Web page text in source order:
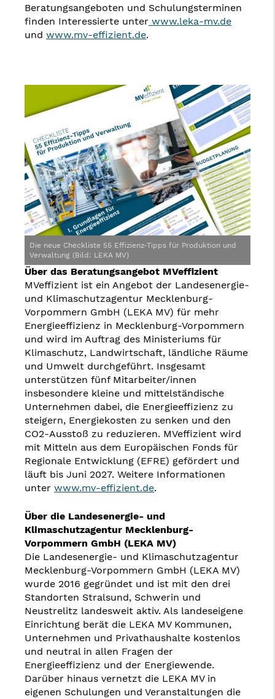
Beratungsangeboten und Schulungsterminen
finden Interessierte unter www.leka-mv.de
und www.mv-effizient.de.
Die neue Checkliste 55 Effizienz-Tipps für Produktion und
Verwaltung (Bild: LEKA MV)
Über das Beratungsangebot MVeffizient
MVeffizient ist ein Angebot der Landesenergie-
und Klimaschutzagentur Mecklenburg-
Vorpommern GmbH (LEKA MV) für mehr
Energieeffizienz in Mecklenburg-Vorpommern
und wird im Auftrag des Ministeriums für
Klimaschutz, Landwirtschaft, ländliche Räume
und Umwelt durchgeführt. Insgesamt
unterstützen fünf Mitarbeiter/innen
insbesondere kleine und mittelständische
Unternehmen dabei, die Energieeffizienz zu
steigern, Energiekosten zu senken und den
CO2-Ausstoß zu reduzieren. MVeffizient wird
mit Mitteln aus dem Europäischen Fonds für
Regionale Entwicklung (EFRE) gefördert und
läuft bis Juni 2027. Weitere Informationen
unter www.mv-effizient.de.
Über die Landesenergie- und
Klimaschutzagentur Mecklenburg-
Vorpommern GmbH (LEKA MV)
Die Landesenergie- und Klimaschutzagentur
Mecklenburg-Vorpommern GmbH (LEKA MV)
wurde 2016 gegründet und ist mit den drei
Standorten Stralsund, Schwerin und
Neustrelitz landesweit aktiv. Als landeseigene
Einrichtung berät die LEKA MV Kommunen,
Unternehmen und Privathaushalte kostenlos
und neutral in allen Fragen der
Energieeffizienz und der Energiewende.
Darüber hinaus vernetzt die LEKA MV in
eigenen Schulungen und Veranstaltungen die